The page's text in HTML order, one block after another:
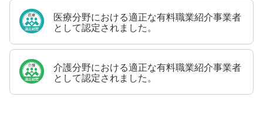
医療分野における適正な有料職業紹介事業者
として認定されました。
介護分野における適正な有料職業紹介事業者
として認定されました。